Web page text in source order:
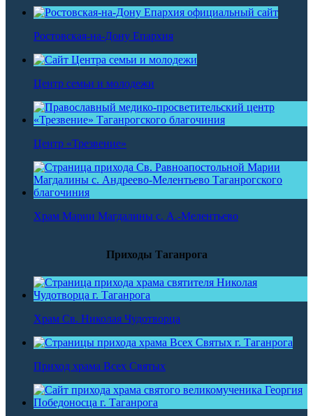
Ростовская-на-Дону Епархия
Центр семьи и молодежи
Центр «Трезвение»
Храм Марии Магдалины с. А.-Мелентьево
Приходы Таганрога
Храм Св. Николая Чудотворца
Приход храма Всех Святых